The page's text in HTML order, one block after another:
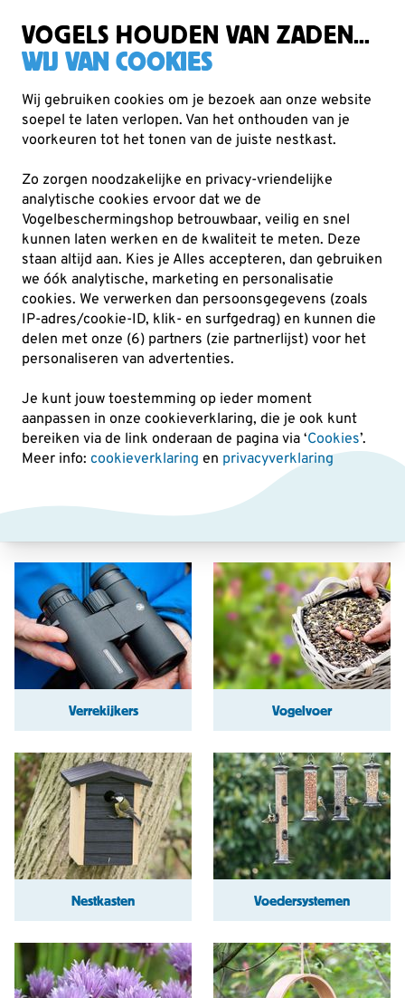
VOGELS HOUDEN VAN ZADEN...
WIJ VAN COOKIES
Wij gebruiken cookies om je bezoek aan onze website
soepel te laten verlopen. Van het onthouden van je
voorkeuren tot het tonen van de juiste nestkast.
Zo zorgen noodzakelijke en privacy-vriendelijke
analytische cookies ervoor dat we de
Vogelbeschermingshop betrouwbaar, veilig en snel
kunnen laten werken en de kwaliteit te meten. Deze
staan altijd aan. Kies je Alles accepteren, dan gebruiken
we óók analytische, marketing en personalisatie
cookies. We verwerken dan persoonsgegevens (zoals
IP-adres/cookie-ID, klik- en surfgedrag) en kunnen die
delen met onze (6) partners (zie partnerlijst) voor het
personaliseren van advertenties.
Je kunt jouw toestemming op ieder moment
aanpassen in onze cookieverklaring, die je ook kunt
bereiken via de link onderaan de pagina via ‘Cookies’.
Meer info: cookieverklaring en privacyverklaring
Verrekijkers
Of je nu thuis blijft of op vakantie gaat:
vertrouw op ruim 50 jaar expertise en ontdek
onze collectie verrekijkers.
Bekijk verrekijkers
Verrekijkers Vogelvoer
Nestkasten Voedersystemen